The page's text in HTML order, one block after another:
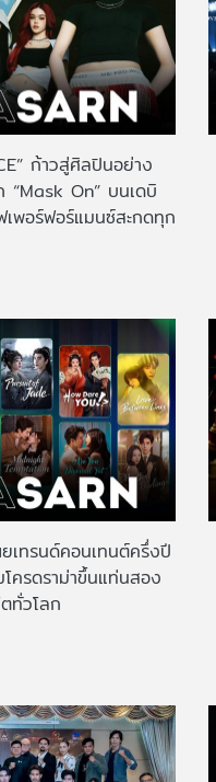
ก้าวสู่ศิลปินอย่าง
“Mask On” บนเดบิ
พอร์ฟอร์แมนซ์สะกดทุก
ทรนด์คอนเทนต์ครึ่งปี
ครดราม่าขึ้นแท่นสอง
ทั่วโลก